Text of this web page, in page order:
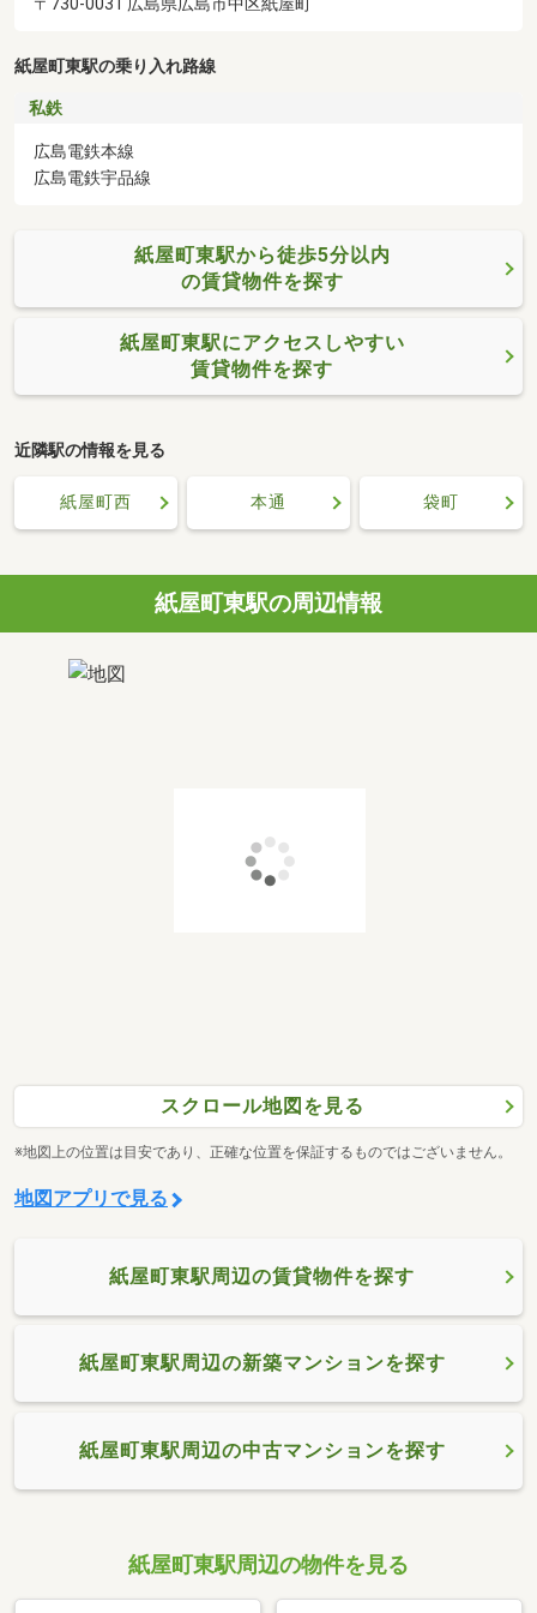
〒730-0031 広島県広島市中区紙屋町
紙屋町東駅の乗り入れ路線
私鉄
広島電鉄本線
広島電鉄宇品線
紙屋町東駅から徒歩5分以内
の賃貸物件を探す
紙屋町東駅にアクセスしやすい
賃貸物件を探す
近隣駅の情報を見る
紙屋町西 本通 袋町
紙屋町東駅の周辺情報
スクロール地図を見る
※地図上の位置は目安であり、正確な位置を保証するものではございません。
地図アプリで見る
紙屋町東駅周辺の賃貸物件を探す
紙屋町東駅周辺の新築マンションを探す
紙屋町東駅周辺の中古マンションを探す
紙屋町東駅周辺の物件を見る